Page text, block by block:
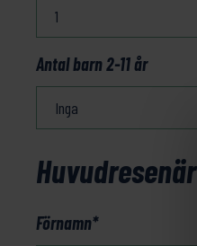
Antal barn 2-11 år
Huvudresenär
Förnamn*